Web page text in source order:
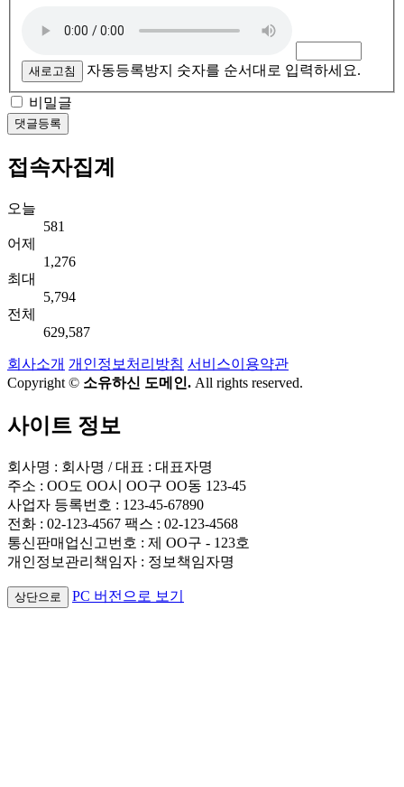
새로고침 자동등록방지 숫자를 순서대로 입력하세요.
비밀글
댓글등록
접속자집계
오늘
581
어제
1,276
최대
5,794
전체
629,587
회사소개 개인정보처리방침 서비스이용약관
Copyright © 소유하신 도메인. All rights reserved.
사이트 정보
회사명 : 회사명 / 대표 : 대표자명
주소 : OO도 OO시 OO구 OO동 123-45
사업자 등록번호 : 123-45-67890
전화 : 02-123-4567 팩스 : 02-123-4568
통신판매업신고번호 : 제 OO구 - 123호
개인정보관리책임자 : 정보책임자명
상단으로 PC 버전으로 보기